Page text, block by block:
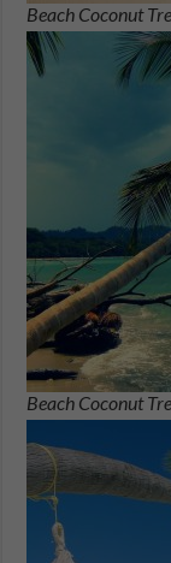
Beach Coconut
Beach Coconut